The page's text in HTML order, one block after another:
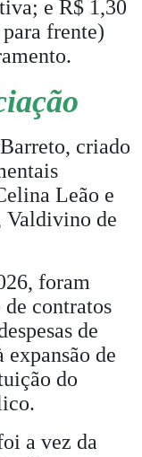
e R$ 1,30
frente)
criado
Leão e
Valdivino de
foram
contratos
de
expansão de
do
a vez da